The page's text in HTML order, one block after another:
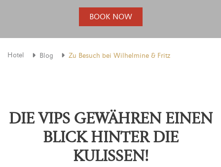
BOOK NOW
Hotel Blog Zu Besuch bei Wilhelmine & Fritz
DIE VIPS GEWÄHREN EINEN
BLICK HINTER DIE
KULISSEN!